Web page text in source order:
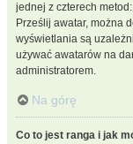
jednej z czterech
Prześlij awatar, można
wyświetlania są
używać awatarów na
administratorem.
Na górę
Co to jest ranga i jak